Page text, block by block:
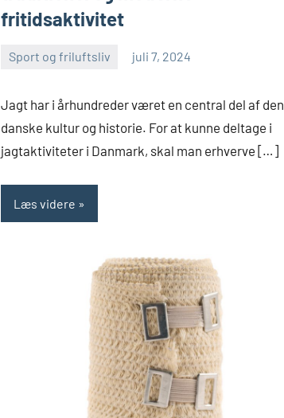
fritidsaktivitet
Sport og friluftsliv juli 7, 2024
admin
Jagt har i århundreder været en central del af den
danske kultur og historie. For at kunne deltage i
jagtaktiviteter i Danmark, skal man erhverve […]
Læs videre